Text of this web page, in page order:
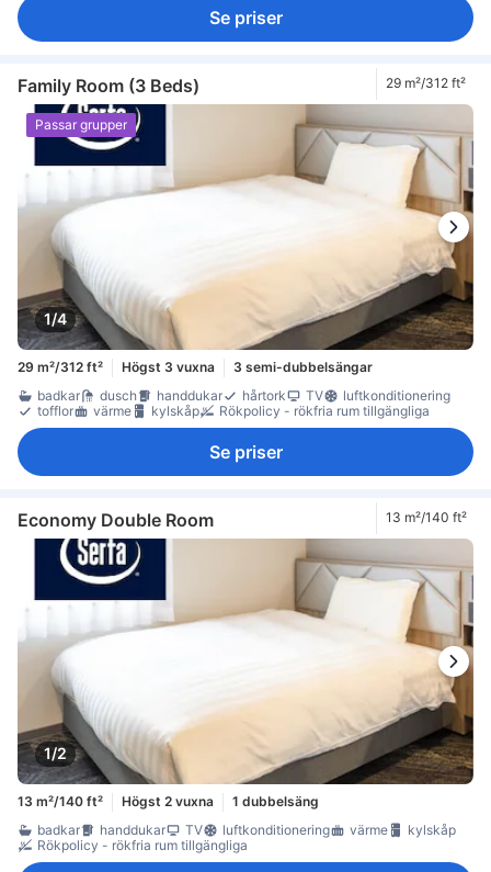
Se priser
Family Room (3 Beds) 29 m²/312 ft²
1/4
Passar grupper
29 m²/312 ft² Högst 3 vuxna
3 semi-dubbelsängar
badkar
dusch handdukar hårtork TV
luftkonditionering
tofflor
värme kylskåp Rökpolicy - rökfria rum tillgängliga
Se priser
Economy Double Room 13 m²/140 ft²
1/2
13 m²/140 ft² Högst 2 vuxna
1 dubbelsäng
badkar
handdukar TV luftkonditionering värme
kylskåp
Rökpolicy - rökfria rum tillgängliga